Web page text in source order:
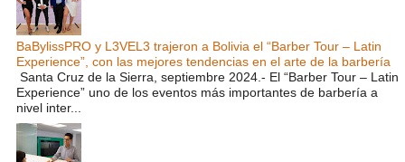
BaBylissPRO y L3VEL3 trajeron a Bolivia el “Barber Tour – Latin
Experience”, con las mejores tendencias en el arte de la barbería
Santa Cruz de la Sierra, septiembre 2024.- El “Barber Tour – Latin
Experience” uno de los eventos más importantes de barbería a
nivel inter...